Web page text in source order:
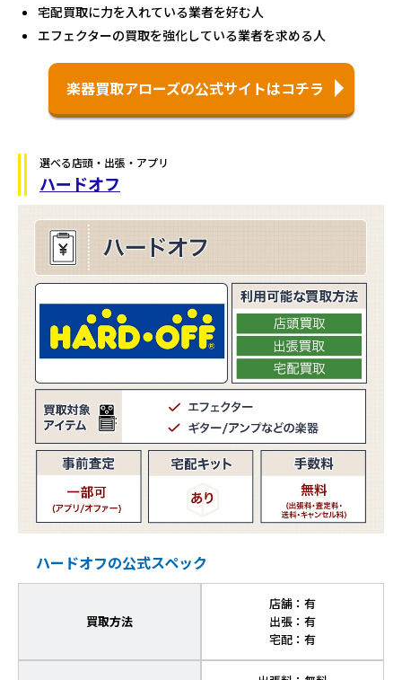
宅配買取に力を入れている業者を好む人
エフェクターの買取を強化している業者を求める人
楽器買取アローズの公式サイトはコチラ
選べる店頭・出張・アプリ
ハードオフ
ハードオフの公式スペック
買取方法
店舗：有
出張：有
宅配：有